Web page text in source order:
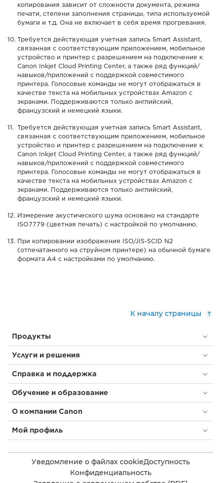
копирования зависит от сложности документа, режима
печати, степени заполнения страницы, типа используемой
бумаги и т.д. Она не включает в себя время прогревания.
Требуется действующая учетная запись Smart Assistant,
связанная с соответствующим приложением, мобильное
устройство и принтер с разрешением на подключение к
Canon Inkjet Cloud Printing Center, а также ряд функций/
навыков/приложений с поддержкой совместимого
принтера. Голосовые команды не могут отображаться в
качестве текста на мобильных устройствах Amazon с
экранами. Поддерживаются только английский,
французский и немецкий языки.
Требуется действующая учетная запись Smart Assistant,
связанная с соответствующим приложением, мобильное
устройство и принтер с разрешением на подключение к
Canon Inkjet Cloud Printing Center, а также ряд функций/
навыков/приложений с поддержкой совместимого
принтера. Голосовые команды не могут отображаться в
качестве текста на мобильных устройствах Amazon с
экранами. Поддерживаются только английский,
французский и немецкий языки.
Измерение акустического шума основано на стандарте
ISO7779 (цветная печать) с настройкой по умолчанию.
При копировании изображения ISO/JIS-SCID N2
(отпечатанного на струйном принтере) на обычной бумаге
формата A4 с настройками по умолчанию.
К началу страницы
Продукты
Услуги и решения
Справка и поддержка
Обучение и образование
О компании Canon
Мой профиль
Уведомление о файлах cookieДоступность
Конфиденциальность